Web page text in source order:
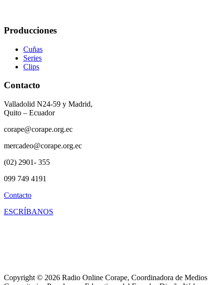
Producciones
Cuñas
Series
Clips
Contacto
Valladolid N24-59 y Madrid,
Quito – Ecuador
corape@corape.org.ec
mercadeo@corape.org.ec
(02) 2901- 355
099 749 4191
Contacto
ESCRÍBANOS
Copyright © 2026 Radio Online Corape, Coordinadora de Medios